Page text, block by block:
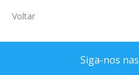
Voltar
Siga-nos